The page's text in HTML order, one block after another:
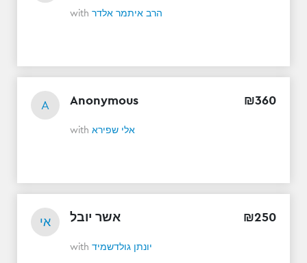
with הרב איתמר אלדר
A Anonymous ₪360
with אלי שפירא
אי אשר יובל ₪250
with יונתן גולדשמיד